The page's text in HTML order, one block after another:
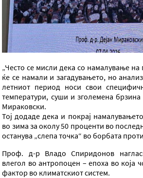
„Често се мисли дека со намалување на
ќе се намали и загадувањето, но
летниот период носи свои
температури, суши и зголемена брзина
Мираковски.
Тој додаде дека и покрај
во зима за околу 50 проценти во
останува „слепа точка“ во борбата
Проф. д-р Владо Спиридонов
влегол во антропоцен – епоха во која
фактор во климатскиот систем.